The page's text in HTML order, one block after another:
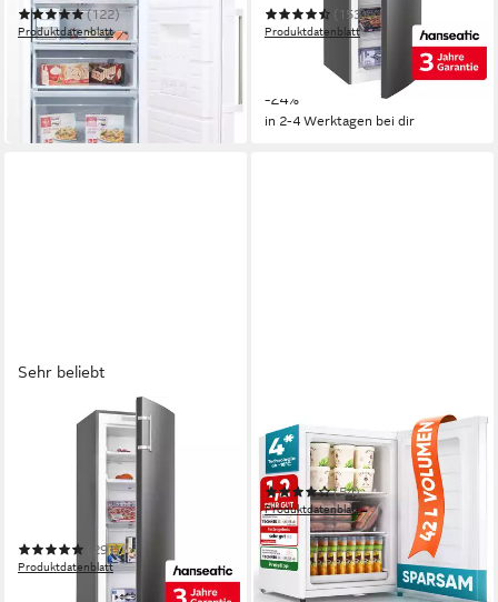
(122)
Produktdatenblatt
879,00 € UVP1.659,00 €
25,52 €mtl. in 48 Raten
-47%
in 1-2 Werktagen bei dir
(153)
Produktdatenblatt
UVP589,00 €
mtl. in 36 Raten
-24%
in 2-4 Werktagen bei dir
Sehr beliebt
HANSEATIC
Gefrierschrank
HGS14354DNFI
54 x 143 x 60 cm B/H/T
Kapazität Gefrieren
Betriebsgeräusch
(291)
Produktdatenblatt
UVP529,00 €
Gefrierschrank MGS 42.1
47 x 63.2 x 45 cm
B/H/T
(54)
Produktdatenblatt
159,00 €
14,52 €mtl. in 12 Raten
in 5-6 Werktagen bei dir